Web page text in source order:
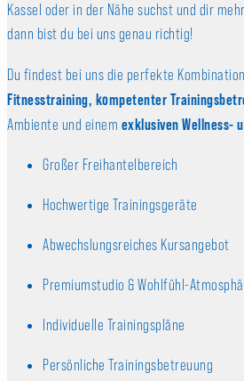
Kassel oder in der Nähe suchst und dir
dann bist du bei uns genau richtig!
Du findest bei uns die perfekte
Fitnesstraining, kompetenter
Ambiente und einem exklusiven Wellness-
Großer Freihantelbereich
Hochwertige Trainingsgeräte
Abwechslungsreiches Kursangebot
Premiumstudio & Wohlfühl-
Individuelle Trainingspläne
Persönliche Trainingsbetreuung